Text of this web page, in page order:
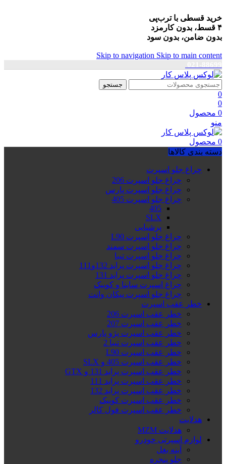
خرید قسطی با ترب‌پی
۴ قسط، بدون کارمزد
بدون ضامن، بدون سود
Skip to navigation Skip to main content
جستجو
0
0
0 محصول
منو
0 محصول
دسته بندی کالاها
چراغ جلو اسپرت
چراغ جلو اسپرت 206
چراغ جلو اسپرت پارس
چراغ جلو اسپرت 405
405
SLX
پرشیایی
چراغ جلو اسپرت L90
چراغ جلو اسپرت سمند
چراغ جلو اسپرت تیبا
چراغ جلو اسپرت پراید 132و111
چراغ جلو اسپرت پراید 131
چراغ اسپرت ساینا و کوییک
چراغ جلو اسپرت پیکان وانت
خطر عقب اسپرت
خطر عقب اسپرت 206
خطر عقب اسپرت 207
خطر عقب اسپرت پژو پارس
خطر عقب اسپرت تیبا 2
خطر عقب اسپرت L90
خطر عقب اسپرت 405 و SLX
خطر عقب اسپرت پراید 131 و GTX
خطر عقب اسپرت پراید 111
خطر عقب اسپرت پراید 132
خطر عقب اسپرت کوییک
خطر عقب اسپرت فول کالر
هدلایت
هدلایت MZM
لوازم اسپرتی خودرو
آینه بغل
جلو پنجره